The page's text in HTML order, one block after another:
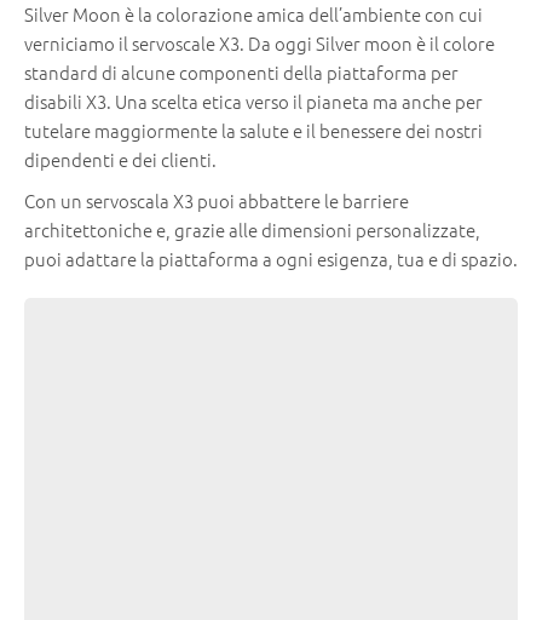
Silver Moon è la colorazione amica dell’ambiente con cui
verniciamo il servoscale X3. Da oggi Silver moon è il colore
standard di alcune componenti della piattaforma per
disabili X3. Una scelta etica verso il pianeta ma anche per
tutelare maggiormente la salute e il benessere dei nostri
dipendenti e dei clienti.
Con un servoscala X3 puoi abbattere le barriere
architettoniche e, grazie alle dimensioni personalizzate,
puoi adattare la piattaforma a ogni esigenza, tua e di spazio.